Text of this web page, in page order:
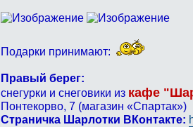
Подарки принимают:
Правый берег:
снегурки и снеговики из кафе
Понтекорво, 7 (магазин «Спартак»)
Страничка Шарлотки ВКонтакте: